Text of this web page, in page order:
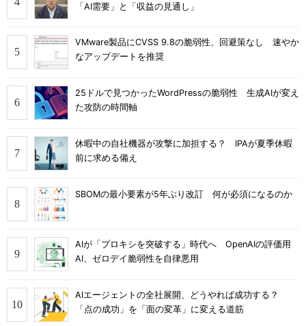
「AI需要」と「収益の見通し」
VMware製品にCVSS 9.8の脆弱性、回避策なし 速やか
なアップデートを推奨
25ドルで見つかったWordPressの脆弱性 生成AIが変え
た攻防の時間軸
休暇中の自社機器が攻撃に加担する？ IPAが夏季休暇
前に求める備え
SBOMの最小要素が5年ぶり改訂 何が必須になるのか
AIが「プロキシを突破する」時代へ OpenAIの評価用
AI、ゼロデイ脆弱性を自律悪用
AIエージェントの全社展開、どうやれば成功する？
「点の成功」を「面の変革」に変える道筋